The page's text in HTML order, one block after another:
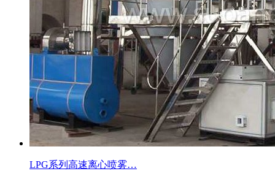
LPG系列高速离心喷雾…